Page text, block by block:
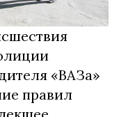
«ВАЗа»
правил